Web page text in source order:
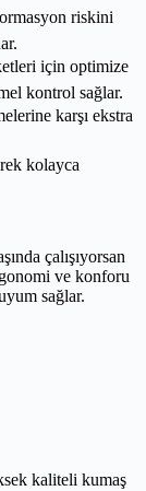
riskini
için optimize
kontrol sağlar.
karşı ekstra
kolayca
çalışıyorsan
ve konforu
sağlar.
kaliteli kumaş